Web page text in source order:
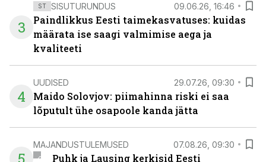
3
ST SISUTURUNDUS 09.06.26, 16:46
Paindlikkus Eesti taimekasvatuses: kuidas
määrata ise saagi valmimise aega ja
kvaliteeti
4
UUDISED 29.07.26, 09:30
Maido Solovjov: piimahinna riski ei saa
lõputult ühe osapoole kanda jätta
MAJANDUSTULEMUSED 07.08.26, 09:30
Puhk ja Lausing kerkisid Eesti